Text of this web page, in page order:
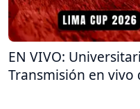
EN VIVO:
Transmisión en vivo